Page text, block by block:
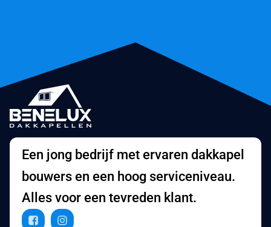
Een jong bedrijf met ervaren dakkapel
bouwers en een hoog serviceniveau.
Alles voor een tevreden klant.